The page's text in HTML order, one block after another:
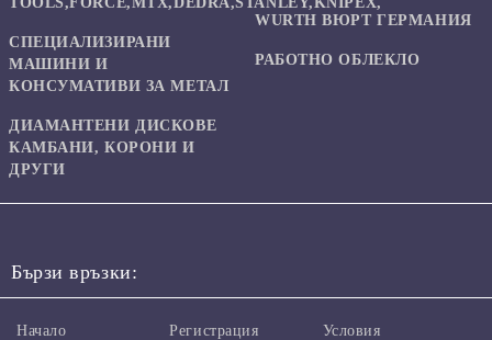
СПЕЦИАЛИЗИРАНИ
МАШИНИ И
КОНСУМАТИВИ ЗА МЕТАЛ
ДИАМАНТЕНИ ДИСКОВЕ
КАМБАНИ, КОРОНИ И
ДРУГИ
WURTH ВЮРТ ГЕРМАНИЯ
РАБОТНО ОБЛЕКЛО
Бързи връзки:
Начало Регистрация Условия